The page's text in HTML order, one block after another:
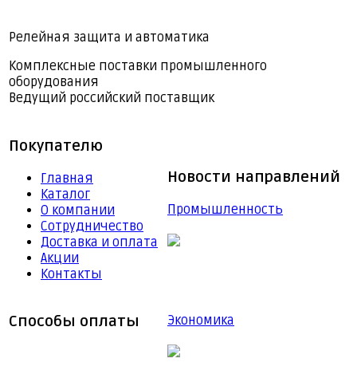
Релейная защита и автоматика
Комплексные поставки промышленного
оборудования
Ведущий российский поставщик
Покупателю
Главная
Каталог
О компании
Сотрудничество
Доставка и оплата
Акции
Контакты
Новости направлений
Промышленность
Способы оплаты Экономика